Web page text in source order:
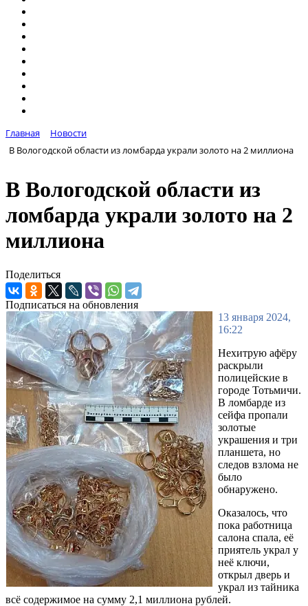
Главная
Новости
В Вологодской области из ломбарда украли золото на 2 миллиона
В Вологодской области из
ломбарда украли золото на 2
миллиона
Поделиться
Подписаться на обновления
13 января 2024,
16:22
Нехитрую афёру
раскрыли
полицейские в
городе Тотьмичи.
В ломбарде из
сейфа пропали
золотые
украшения и три
планшета, но
следов взлома не
было
обнаружено.
Оказалось, что
пока работница
салона спала, её
приятель украл у
неё ключи,
открыл дверь и
украл из тайника
всё содержимое на сумму 2,1 миллиона рублей.